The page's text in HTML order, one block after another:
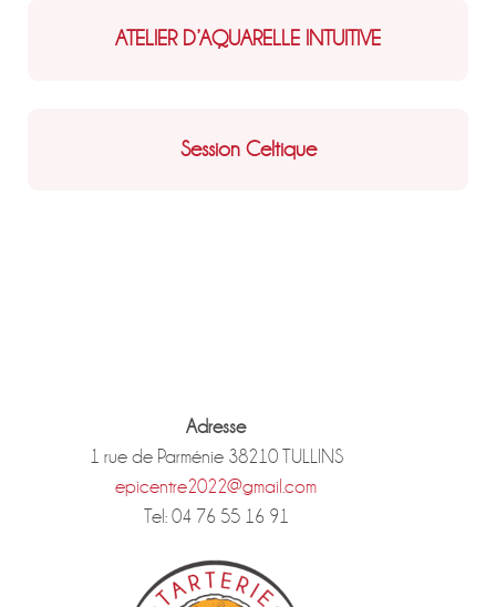
ATELIER D’AQUARELLE INTUITIVE
Session Celtique
Adresse
1 rue de Parménie 38210 TULLINS
epicentre2022@gmail.com
Tel: 04 76 55 16 91